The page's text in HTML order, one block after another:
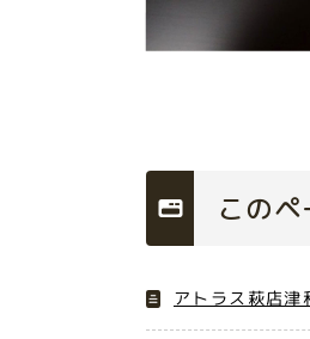
この
アトラス萩店津